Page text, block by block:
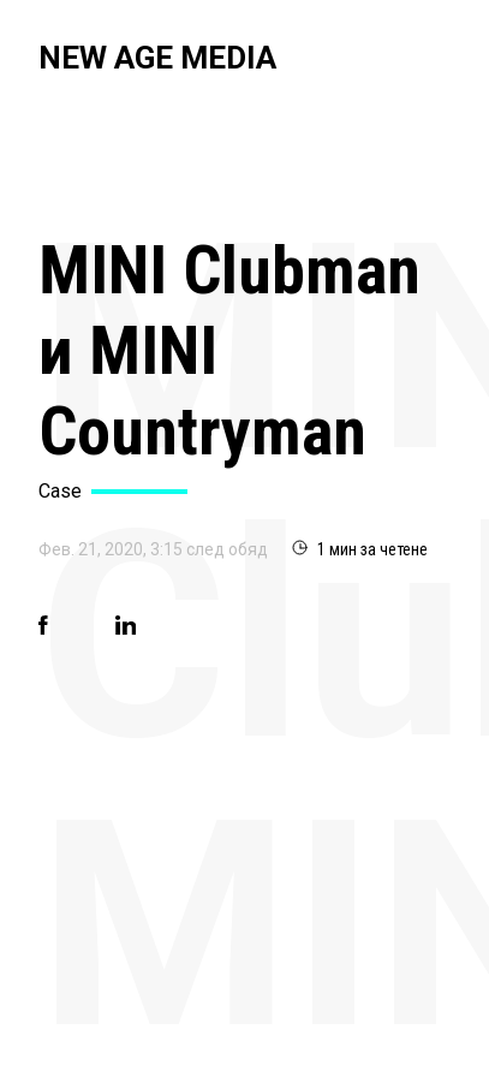
NEW AGE MEDIA
MINI Clubman
и MINI
Countryman
Case
Фев. 21, 2020, 3:15 след обяд 1 мин за четене